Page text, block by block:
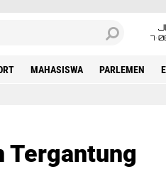
MAHASISWA PARLEMEN
Tergantung